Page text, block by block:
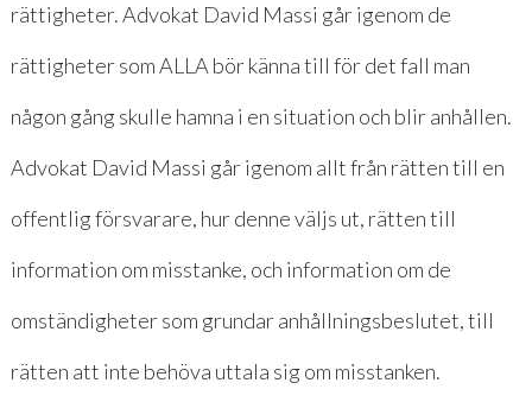
rättigheter. Advokat David Massi går igenom de
rättigheter som ALLA bör känna till för det fall man
någon gång skulle hamna i en situation och blir anhållen.
Advokat David Massi går igenom allt från rätten till en
offentlig försvarare, hur denne väljs ut, rätten till
information om misstanke, och information om de
omständigheter som grundar anhållningsbeslutet, till
rätten att inte behöva uttala sig om misstanken.